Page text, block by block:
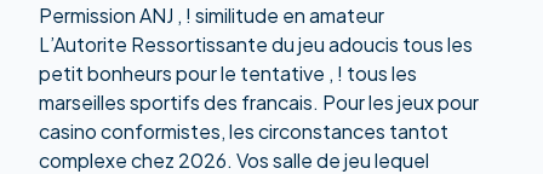
Permission ANJ , ! similitude en amateur
L’Autorite Ressortissante du jeu adoucis tous les
petit bonheurs pour le tentative , ! tous les
marseilles sportifs des francais. Pour les jeux pour
casino conformistes, les circonstances tantot
complexe chez 2026. Vos salle de jeu lequel